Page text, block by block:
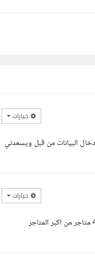
خيارات
البيانات من قبل ويسعدني
خيارات
السلام عليكم معك مهندس احمد , لدى خبره اكثر من سنه فى اداره المتاجر الالكترونيه و خصوصا سله اعمل في 4 متاجر من اكبر المتاجر